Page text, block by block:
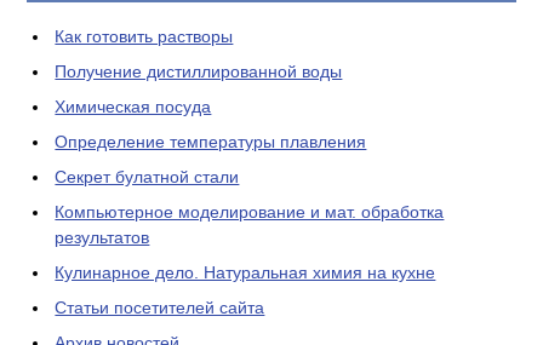
Как готовить растворы
Получение дистиллированной воды
Химическая посуда
Определение температуры плавления
Секрет булатной стали
Компьютерное моделирование и мат. обработка
результатов
Кулинарное дело. Натуральная химия на кухне
Статьи посетителей сайта